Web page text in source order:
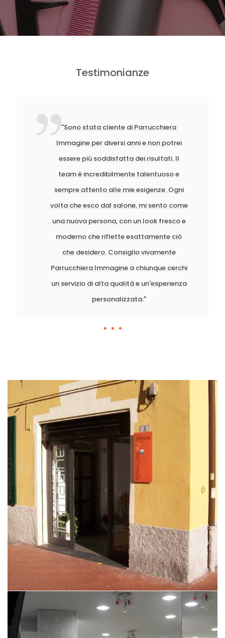
Testimonianze
"Sono stata cliente di Parrucchiera
Immagine per diversi anni e non potrei
essere più soddisfatta dei risultati. Il
team è incredibilmente talentuoso e
sempre attento alle mie esigenze. Ogni
volta che esco dal salone, mi sento come
una nuova persona, con un look fresco e
moderno che riflette esattamente ciò
che desidero. Consiglio vivamente
Parrucchiera Immagine a chiunque cerchi
un servizio di alta qualità e un'esperienza
personalizzata."